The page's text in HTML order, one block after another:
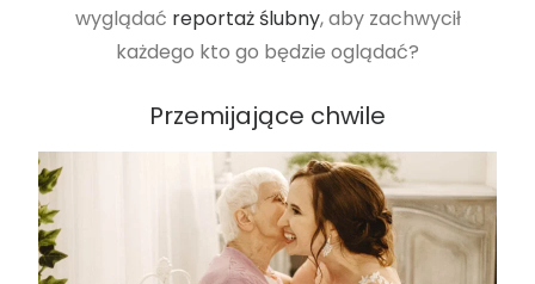
wyglądać reportaż ślubny, aby zachwycił
każdego kto go będzie oglądać?
Przemijające chwile